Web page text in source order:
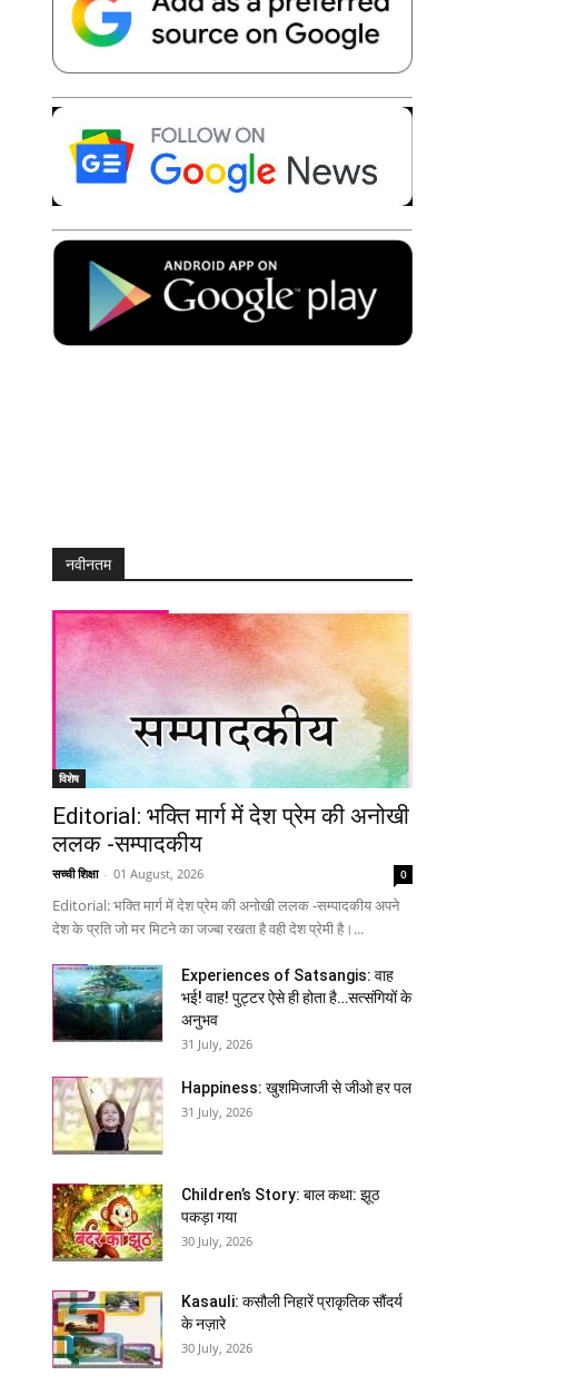
Telegram Copy URL
नवीनतम
विशेष
Editorial: भक्ति मार्ग में देश प्रेम की अनोखी
ललक -सम्पादकीय
सच्ची शिक्षा - 01 August, 2026 0
Editorial: भक्ति मार्ग में देश प्रेम की अनोखी ललक -सम्पादकीय अपने
देश के प्रति जो मर मिटने का जज्बा रखता है वही देश प्रेमी है।...
Experiences of Satsangis: वाह
भई! वाह! पुट्टर ऐसे ही होता है…सत्संगियों के
अनुभव
31 July, 2026
Happiness: खुशमिजाजी से जीओ हर पल
31 July, 2026
Children’s Story: बाल कथा: झूठ
पकड़ा गया
30 July, 2026
Kasauli: कसौली निहारें प्राकृतिक सौंदर्य
के नज़ारे
30 July, 2026